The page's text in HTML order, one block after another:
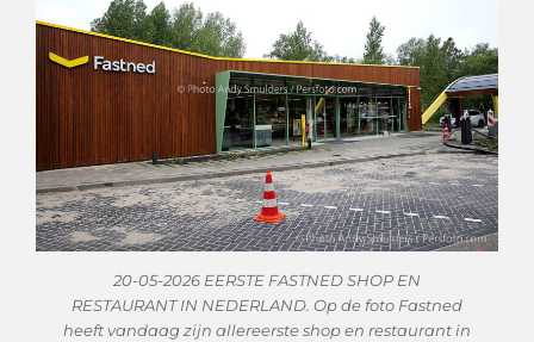
20-05-2026 EERSTE FASTNED SHOP EN
RESTAURANT IN NEDERLAND. Op de foto Fastned
heeft vandaag zijn allereerste shop en restaurant in